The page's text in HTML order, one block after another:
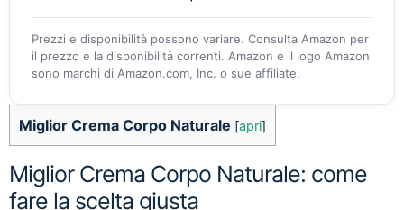
Prezzi e disponibilità possono variare. Consulta Amazon per
il prezzo e la disponibilità correnti. Amazon e il logo Amazon
sono marchi di Amazon.com, Inc. o sue affiliate.
Miglior Crema Corpo Naturale [apri]
Miglior Crema Corpo Naturale: come
fare la scelta giusta